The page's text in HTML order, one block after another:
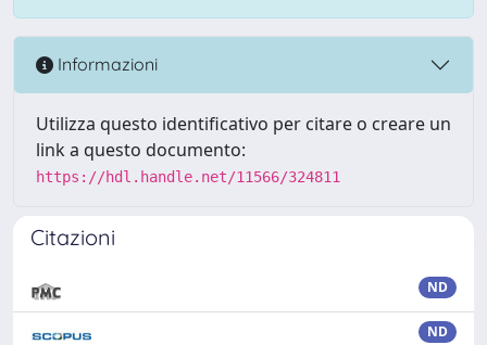
Informazioni
Utilizza questo identificativo per citare o creare un
link a questo documento:
https://hdl.handle.net/11566/324811
Citazioni
ND
ND